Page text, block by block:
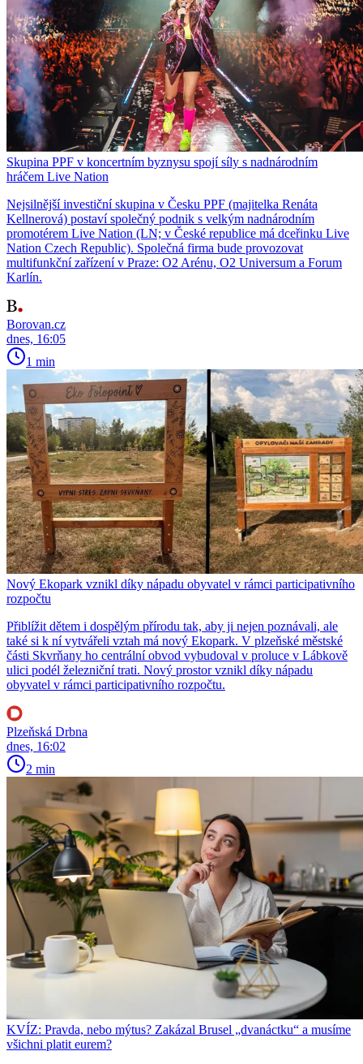
Skupina PPF v koncertním byznysu spojí síly s nadnárodním
hráčem Live Nation
Nejsilnější investiční skupina v Česku PPF (majitelka Renáta
Kellnerová) postaví společný podnik s velkým nadnárodním
promotérem Live Nation (LN; v České republice má dceřinku Live
Nation Czech Republic). Společná firma bude provozovat
multifunkční zařízení v Praze: O2 Arénu, O2 Universum a Forum
Karlín.
Borovan.cz
dnes, 16:05
1 min
Nový Ekopark vznikl díky nápadu obyvatel v rámci participativního
rozpočtu
Přiblížit dětem i dospělým přírodu tak, aby ji nejen poznávali, ale
také si k ní vytvářeli vztah má nový Ekopark. V plzeňské městské
části Skvrňany ho centrální obvod vybudoval v proluce v Lábkově
ulici podél železniční trati. Nový prostor vznikl díky nápadu
obyvatel v rámci participativního rozpočtu.
Plzeňská Drbna
dnes, 16:02
2 min
KVÍZ: Pravda, nebo mýtus? Zakázal Brusel „dvanáctku“ a musíme
všichni platit eurem?